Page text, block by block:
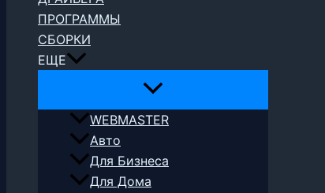
ПРОГРАММЫ
СБОРКИ
ЕЩЕ
WEBMASTER
Авто
Для Бизнеса
Для Дома